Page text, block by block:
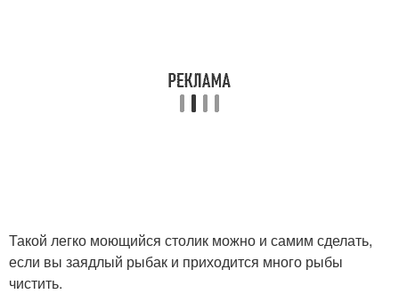
Такой легко моющийся столик можно и самим сделать,
если вы заядлый рыбак и приходится много рыбы
чистить.